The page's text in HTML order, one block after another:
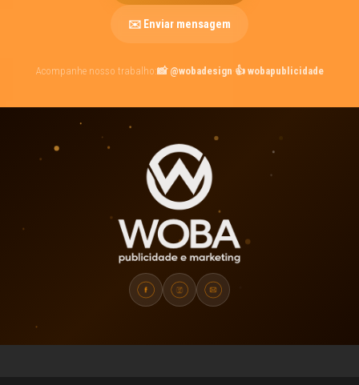
✉️ Enviar mensagem
Acompanhe nosso trabalho:📸 @wobadesign·👍 wobapublicidade